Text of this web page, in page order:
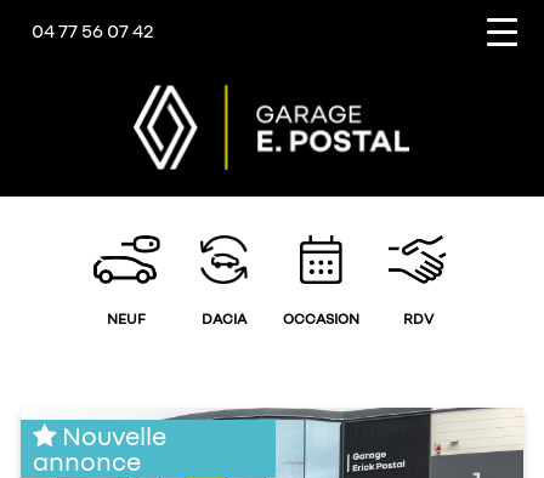
04 77 56 07 42
NEUF DACIA OCCASION RDV
Nouvelle
annonce